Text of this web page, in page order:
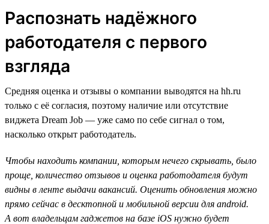
Распознать надёжного
работодателя с первого
взгляда
Средняя оценка и отзывы о компании выводятся на hh.ru
только с её согласия, поэтому наличие или отсутствие
виджета Dream Job — уже само по себе сигнал о том,
насколько открыт работодатель.
Чтобы находить компании, которым нечего скрывать, было
проще, количество отзывов и оценка работодателя будут
видны в ленте выдачи вакансий. Оценить обновления можно
прямо сейчас в десктопной и мобильной версии для android.
А вот владельцам гаджетов на базе iOS нужно будет